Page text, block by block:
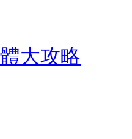
大攻略